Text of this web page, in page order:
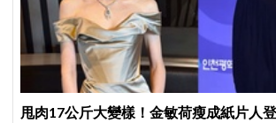
甩肉17公斤大變樣！金敏荷瘦成紙片人